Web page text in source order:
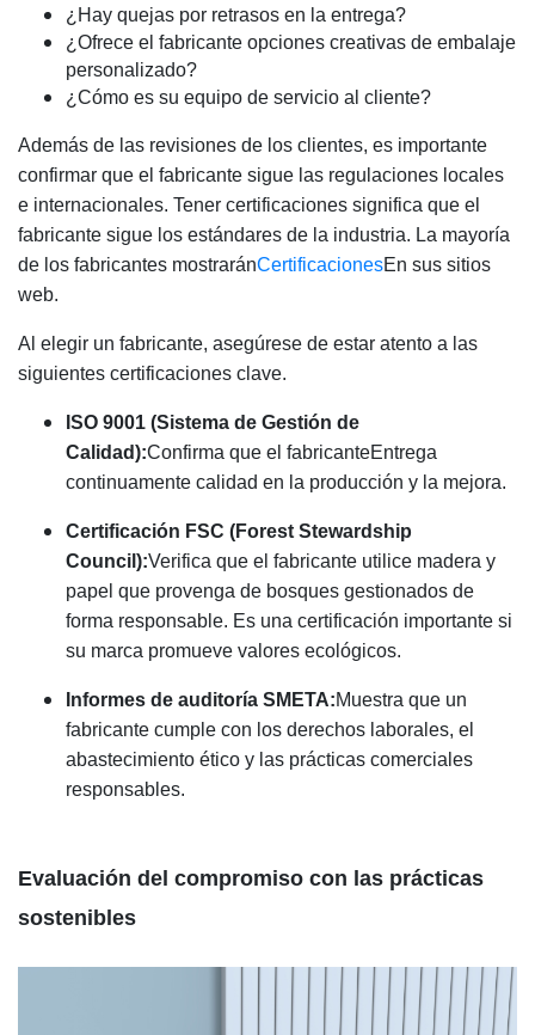
¿Hay quejas por retrasos en la entrega?
¿Ofrece el fabricante opciones creativas de embalaje
personalizado?
¿Cómo es su equipo de servicio al cliente?
Además de las revisiones de los clientes, es importante
confirmar que el fabricante sigue las regulaciones locales
e internacionales. Tener certificaciones significa que el
fabricante sigue los estándares de la industria. La mayoría
de los fabricantes mostraránCertificacionesEn sus sitios
web.
Al elegir un fabricante, asegúrese de estar atento a las
siguientes certificaciones clave.
ISO 9001 (Sistema de Gestión de
Calidad):Confirma que el fabricanteEntrega
continuamente calidad en la producción y la mejora.
Certificación FSC (Forest Stewardship
Council):Verifica que el fabricante utilice madera y
papel que provenga de bosques gestionados de
forma responsable. Es una certificación importante si
su marca promueve valores ecológicos.
Informes de auditoría SMETA:Muestra que un
fabricante cumple con los derechos laborales, el
abastecimiento ético y las prácticas comerciales
responsables.
Evaluación del compromiso con las prácticas
sostenibles